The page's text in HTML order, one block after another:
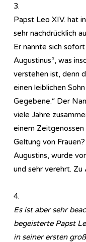
3.
Papst Leo XIV. hat
sehr nachdrücklich
Er nannte sich
Augustinus“, was
verstehen ist, denn
einen leiblichen
Gegebene.“ Der
viele Jahre
einem
Geltung von
Augustins, wurde
und sehr verehrt. Zu
4.
Es ist aber sehr
begeisterte Papst
in seiner ersten